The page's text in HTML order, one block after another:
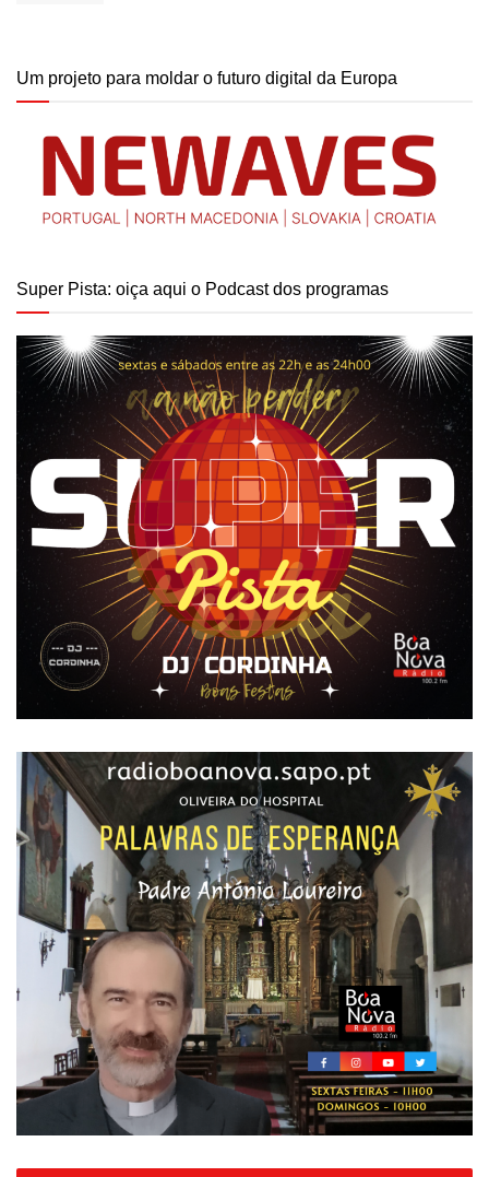
Um projeto para moldar o futuro digital da Europa
Super Pista: oiça aqui o Podcast dos programas